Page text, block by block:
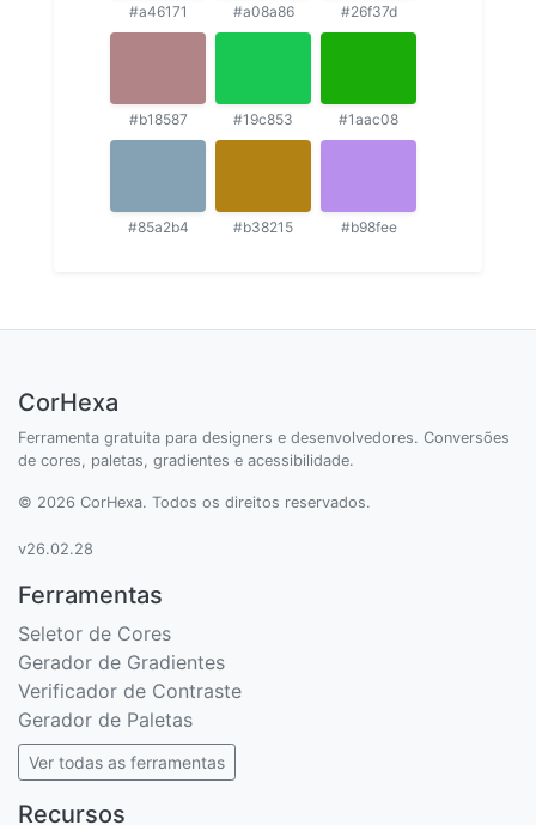
#a46171 #a08a86 #26f37d
#b18587 #19c853 #1aac08
#85a2b4 #b38215 #b98fee
CorHexa
Ferramenta gratuita para designers e desenvolvedores. Conversões
de cores, paletas, gradientes e acessibilidade.
© 2026 CorHexa. Todos os direitos reservados.
v26.02.28
Ferramentas
Seletor de Cores
Gerador de Gradientes
Verificador de Contraste
Gerador de Paletas
Ver todas as ferramentas
Recursos